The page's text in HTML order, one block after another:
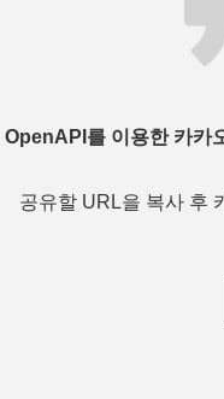
OpenAPI를 이용한 카카
공유할 URL을 복사 후